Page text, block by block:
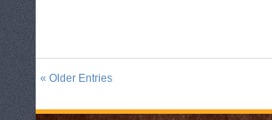
« Older Entries